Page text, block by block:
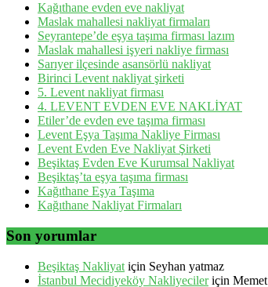
Kağıthane evden eve nakliyat
Maslak mahallesi nakliyat firmaları
Seyrantepe’de eşya taşıma firması lazım
Maslak mahallesi işyeri nakliye firması
Sarıyer ilçesinde asansörlü nakliyat
Birinci Levent nakliyat şirketi
5. Levent nakliyat firması
4. LEVENT EVDEN EVE NAKLİYAT
Etiler’de evden eve taşıma firması
Levent Eşya Taşıma Nakliye Firması
Levent Evden Eve Nakliyat Şirketi
Beşiktaş Evden Eve Kurumsal Nakliyat
Beşiktaş’ta eşya taşıma firması
Kağıthane Eşya Taşıma
Kağıthane Nakliyat Firmaları
Son yorumlar
Beşiktaş Nakliyat için Seyhan yatmaz
İstanbul Mecidiyeköy Nakliyecileriçin Memet